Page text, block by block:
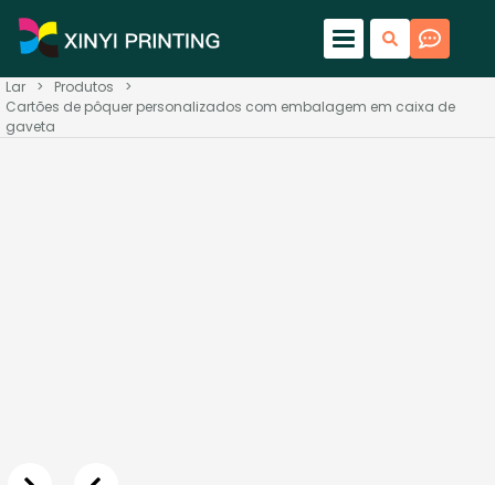
Lar > Produtos
>
Cartões de pôquer personalizados com embalagem em caixa de
gaveta